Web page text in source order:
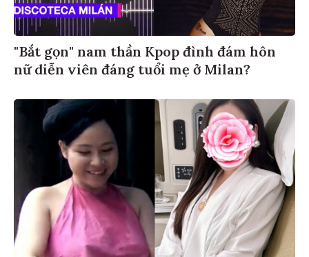
"Bắt gọn" nam thần Kpop đình đám hôn
nữ diễn viên đáng tuổi mẹ ở Milan?